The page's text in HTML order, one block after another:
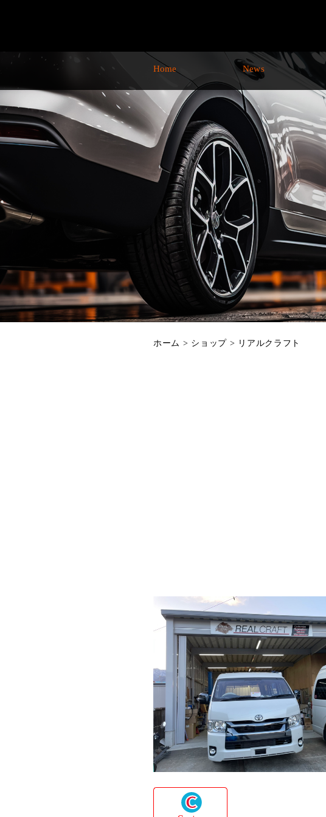
Home News
ホーム > ショップ > リアルクラフト